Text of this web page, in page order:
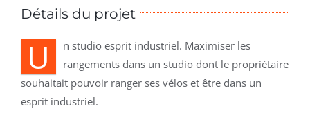
Détails du projet
U
n studio esprit industriel. Maximiser les
rangements dans un studio dont le propriétaire
souhaitait pouvoir ranger ses vélos et être dans un
esprit industriel.